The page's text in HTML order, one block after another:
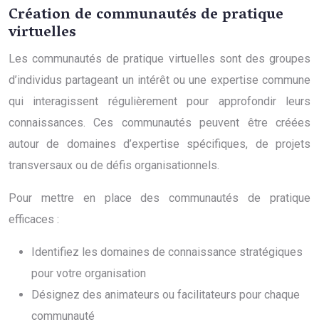
Création de communautés de pratique
virtuelles
Les communautés de pratique virtuelles sont des groupes
d’individus partageant un intérêt ou une expertise commune
qui interagissent régulièrement pour approfondir leurs
connaissances. Ces communautés peuvent être créées
autour de domaines d’expertise spécifiques, de projets
transversaux ou de défis organisationnels.
Pour mettre en place des communautés de pratique
efficaces :
Identifiez les domaines de connaissance stratégiques
pour votre organisation
Désignez des animateurs ou facilitateurs pour chaque
communauté